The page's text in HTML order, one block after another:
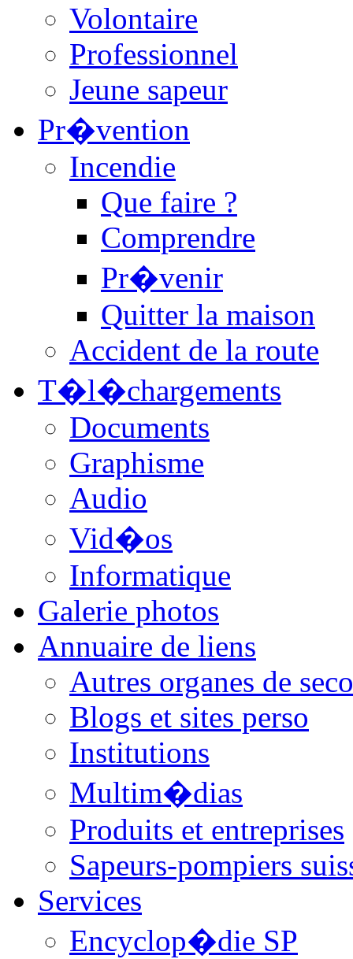
Volontaire
Professionnel
Jeune sapeur
Pr�vention
Incendie
Que faire ?
Comprendre
Pr�venir
Quitter la maison
Accident de la route
T�l�chargements
Documents
Graphisme
Audio
Vid�os
Informatique
Galerie photos
Annuaire de liens
Autres organes de
Blogs et sites perso
Institutions
Multim�dias
Produits et entreprises
Sapeurs-pompiers
Services
Encyclop�die SP